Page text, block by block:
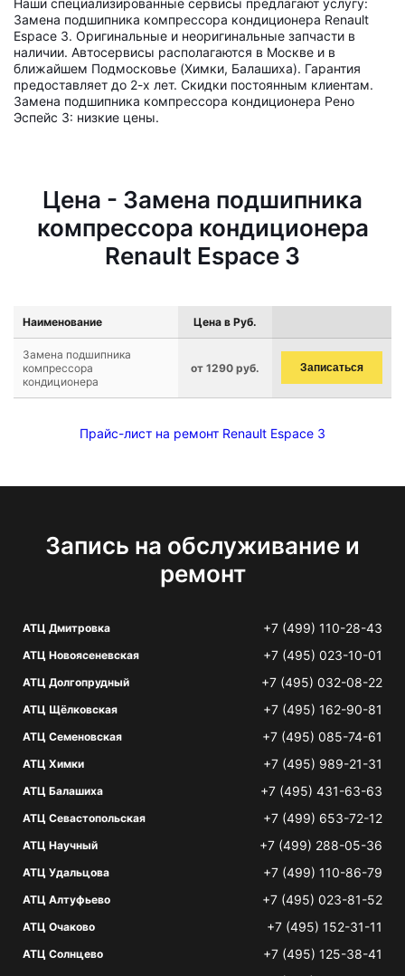
Наши специализированные сервисы предлагают услугу:
Замена подшипника компрессора кондиционера Renault
Espace 3. Оригинальные и неоригинальные запчасти в
наличии. Автосервисы располагаются в Москве и в
ближайшем Подмосковье (Химки, Балашиха). Гарантия
предоставляет до 2-х лет. Скидки постоянным клиентам.
Замена подшипника компрессора кондиционера Рено
Эспейс 3: низкие цены.
Цена - Замена подшипника
компрессора кондиционера
Renault Espace 3
Наименование Цена в Руб.
Замена подшипника
компрессора
кондиционера
от 1290 руб. Записаться
Прайс-лист на ремонт Renault Espace 3
Запись на обслуживание и
ремонт
АТЦ Дмитровка +7 (499) 110-28-43
АТЦ Новоясеневская +7 (495) 023-10-01
АТЦ Долгопрудный +7 (495) 032-08-22
АТЦ Щёлковская +7 (495) 162-90-81
АТЦ Семеновская +7 (495) 085-74-61
АТЦ Химки +7 (495) 989-21-31
АТЦ Балашиха +7 (495) 431-63-63
АТЦ Севастопольская +7 (499) 653-72-12
АТЦ Научный +7 (499) 288-05-36
АТЦ Удальцова +7 (499) 110-86-79
АТЦ Алтуфьево +7 (495) 023-81-52
АТЦ Очаково +7 (495) 152-31-11
АТЦ Солнцево +7 (495) 125-38-41